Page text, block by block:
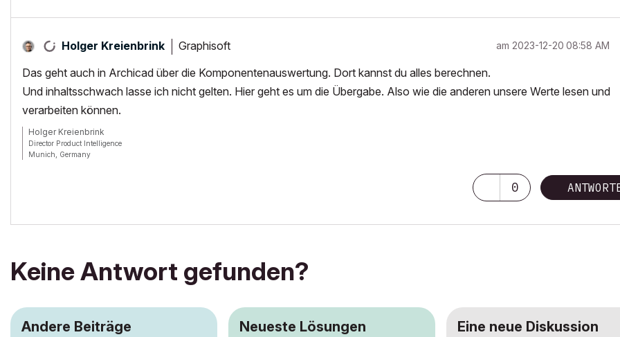
Holger Kreienbrink Graphisoft am ‎2023-12-20 08:58 AM
Das geht auch in Archicad über die Komponentenauswertung. Dort kannst du alles berechnen.
Und inhaltsschwach lasse ich nicht gelten. Hier geht es um die Übergabe. Also wie die anderen unsere Werte lesen und
verarbeiten können.
Holger Kreienbrink
Director Product Intelligence
Munich, Germany
0
Keine Antwort gefunden?
Andere Beiträge
Neueste Lösungen
Eine neue Diskussion